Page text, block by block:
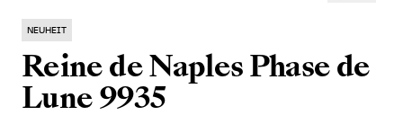
NEUHEIT
Reine de Naples Phase de
Lune 9935